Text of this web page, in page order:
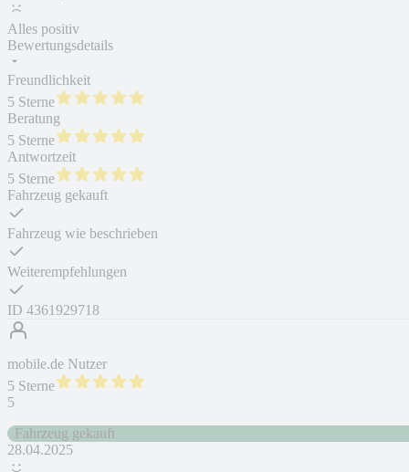
Alles positiv
Bewertungsdetails
Freundlichkeit
5 Sterne
Beratung
5 Sterne
Antwortzeit
5 Sterne
Fahrzeug gekauft
Fahrzeug wie beschrieben
Weiterempfehlungen
ID 4361929718
mobile.de Nutzer
5 Sterne
5
Fahrzeug gekauft
28.04.2025